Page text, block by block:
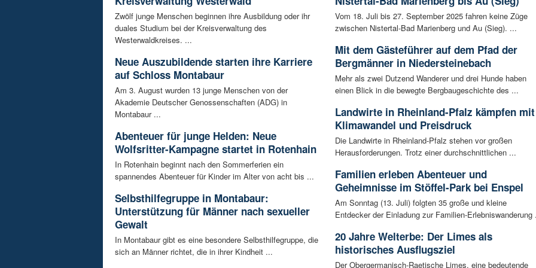
Zwölf junge Menschen beginnen ihre Ausbildung oder ihr
duales Studium bei der Kreisverwaltung des
Westerwaldkreises. ...
Neue Auszubildende starten ihre Karriere
auf Schloss Montabaur
Am 3. August wurden 13 junge Menschen von der
Akademie Deutscher Genossenschaften (ADG) in
Montabaur ...
Abenteuer für junge Helden: Neue
Wolfsritter-Kampagne startet in Rotenhain
In Rotenhain beginnt nach den Sommerferien ein
spannendes Abenteuer für Kinder im Alter von acht bis ...
Selbsthilfegruppe in Montabaur:
Unterstützung für Männer nach sexueller
Gewalt
In Montabaur gibt es eine besondere Selbsthilfegruppe, die
sich an Männer richtet, die in ihrer Kindheit ...
Vom 18. Juli bis 27. September 2025 fahren keine Züge
zwischen Nistertal-Bad Marienberg und Au (Sieg). ...
Mit dem Gästeführer auf dem Pfad der
Bergmänner in Niedersteinebach
Mehr als zwei Dutzend Wanderer und drei Hunde haben
einen Blick in die bewegte Bergbaugeschichte des ...
Landwirte in Rheinland-Pfalz kämpfen mit
Klimawandel und Preisdruck
Die Landwirte in Rheinland-Pfalz stehen vor großen
Herausforderungen. Trotz einer durchschnittlichen ...
Familien erleben Abenteuer und
Geheimnisse im Stöffel-Park bei Enspel
Am Sonntag (13. Juli) folgten 35 große und kleine
Entdecker der Einladung zur Familien-Erlebniswanderung
20 Jahre Welterbe: Der Limes als
historisches Ausflugsziel
Der Obergermanisch-Raetische Limes, eine bedeutende